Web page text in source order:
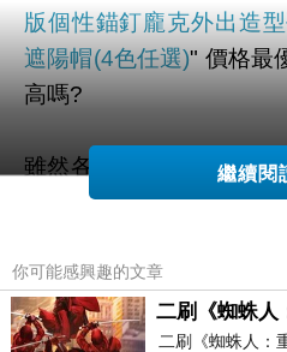
版個性錨釘龐克外出造
遮陽帽(4色任選)" 價格最
高嗎?
雖然各大網路購物通路
還是到奇摩和google搜
幫您整理出來在momo購
繼續閱
你可能感興趣的文章
二刷《蜘蛛人：